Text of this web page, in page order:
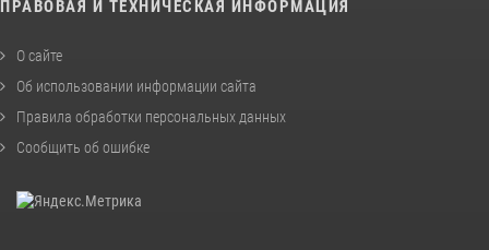
ПРАВОВАЯ И ТЕХНИЧЕСКАЯ ИНФОРМАЦИЯ
О сайте
Об использовании информации сайта
Правила обработки персональных данных
Сообщить об ошибке